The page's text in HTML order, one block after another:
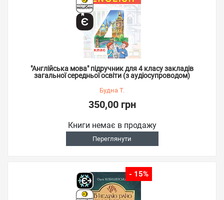
"Англійська мова" підручник для 4 класу закладів
загальної середньої освіти (з аудіосупроводом)
Будна Т.
350,00 грн
Книги немає в продажу
Переглянути
- 15%